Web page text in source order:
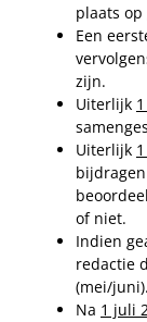
plaats
Een
zijn.
Uiterlijk
Uiterlijk
of niet.
Indien
redactie
(mei/juni).
Na 1 juli